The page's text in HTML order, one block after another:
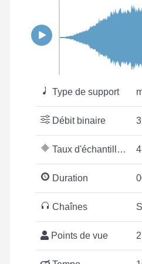
Type de support
Débit binaire
Taux d'échantillonnage
Duration
Chaînes
Points de vue